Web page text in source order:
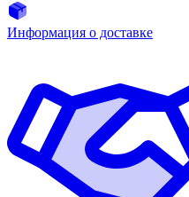
Информация о доставке